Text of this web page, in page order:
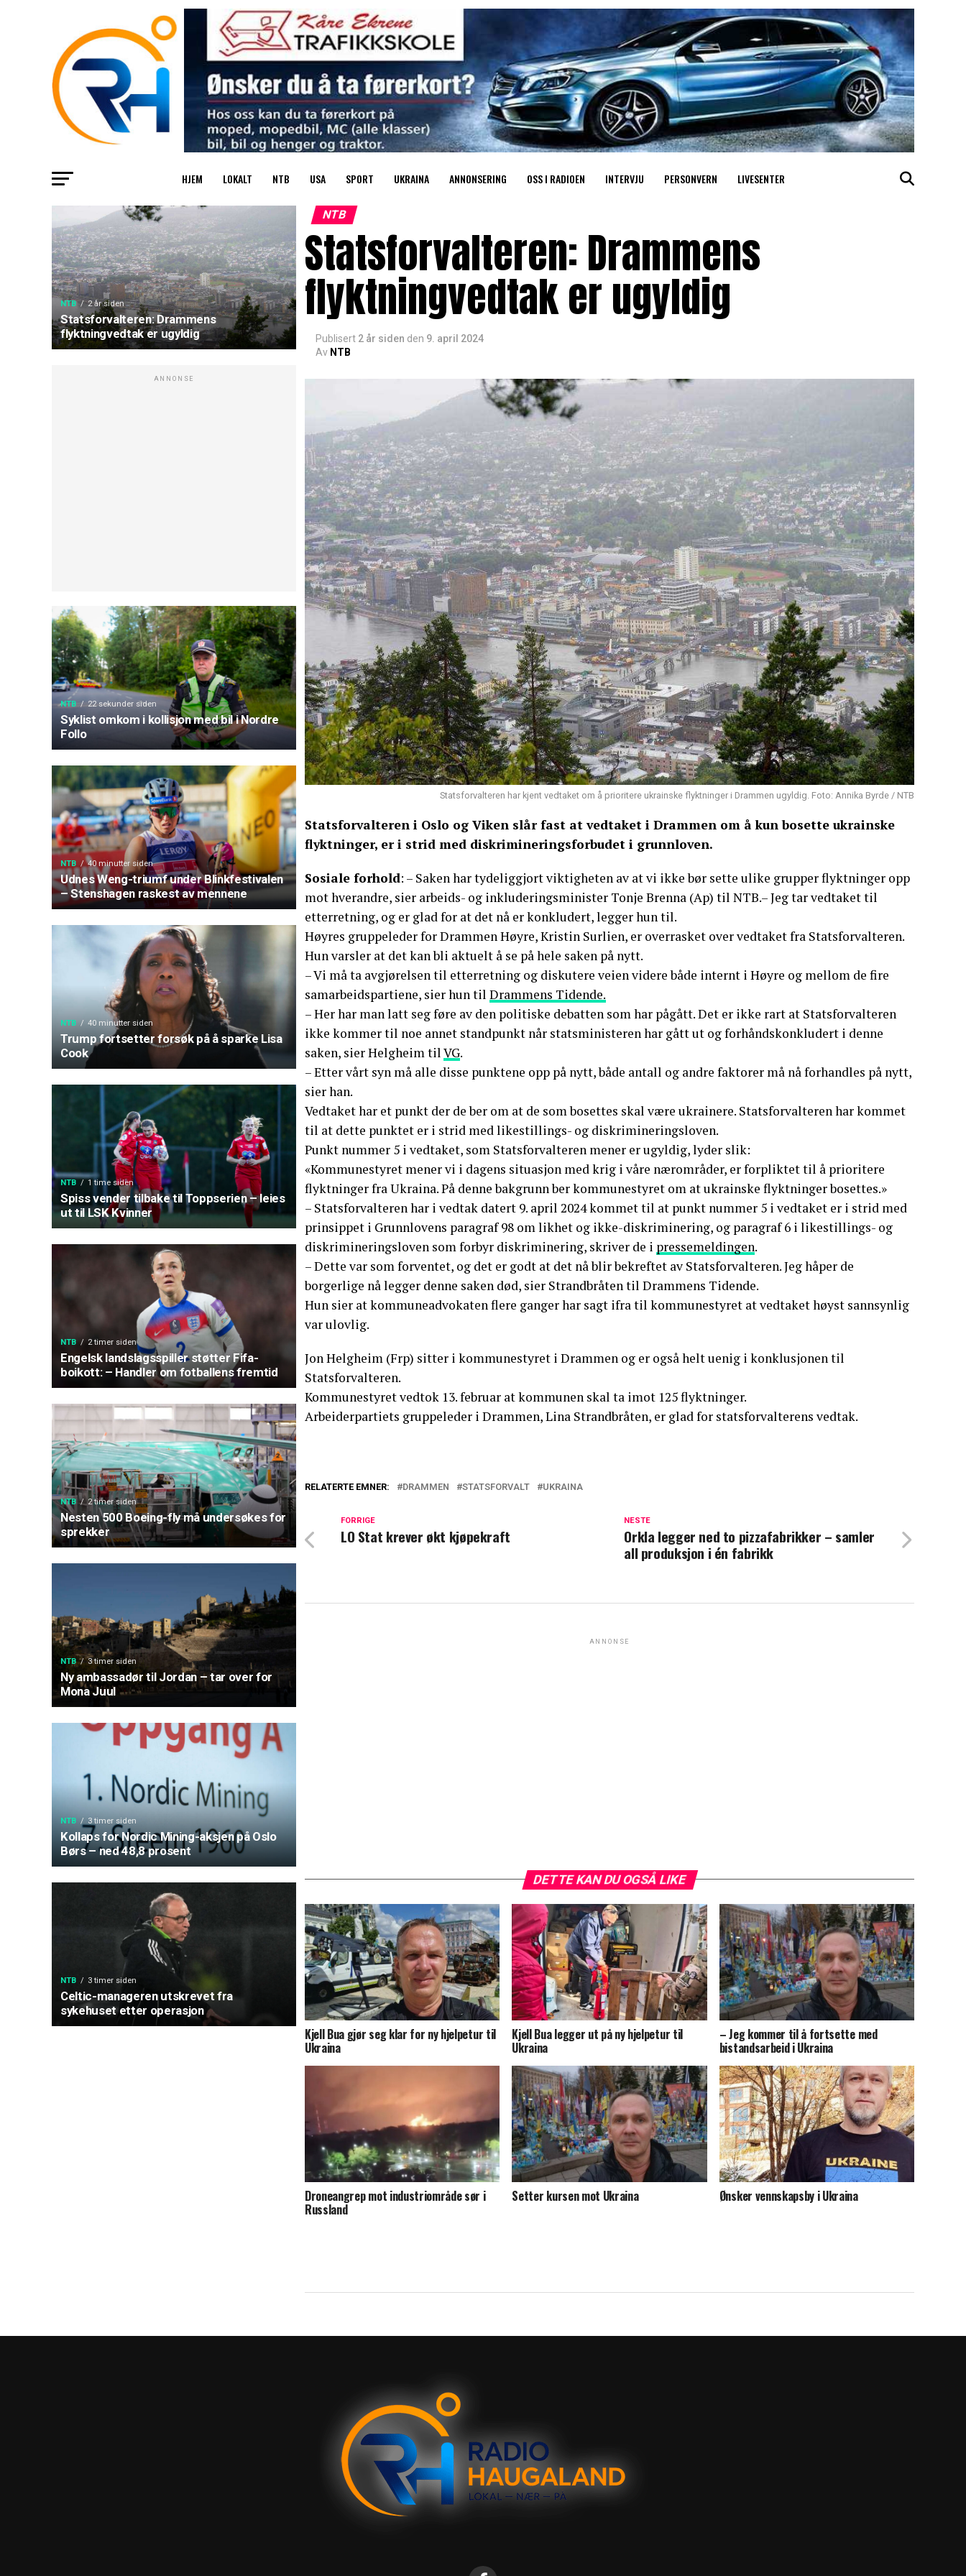
HJEM LOKALT NTB USA SPORT UKRAINA ANNONSERING OSS I RADIOEN INTERVJU PERSONVERN LIVESENTER
NTB 2 år siden
Statsforvalteren: Drammens
flyktningvedtak er ugyldig
ANNONSE
NTB 22 sekunder siden
Syklist omkom i kollisjon med bil i Nordre
Follo
NTB 40 minutter siden
Udnes Weng-triumf under Blinkfestivalen
– Stenshagen raskest av mennene
NTB 40 minutter siden
Trump fortsetter forsøk på å sparke Lisa
Cook
NTB 1 time siden
Spiss vender tilbake til Toppserien – leies
ut til LSK Kvinner
NTB 2 timer siden
Engelsk landslagsspiller støtter Fifa-
boikott: – Handler om fotballens fremtid
NTB 2 timer siden
Nesten 500 Boeing-fly må undersøkes for
sprekker
NTB 3 timer siden
Ny ambassadør til Jordan – tar over for
Mona Juul
NTB 3 timer siden
Kollaps for Nordic Mining-aksjen på Oslo
Børs – ned 48,8 prosent
NTB 3 timer siden
Celtic-manageren utskrevet fra
sykehuset etter operasjon
NTB
Statsforvalteren: Drammens
flyktningvedtak er ugyldig
Publisert 2 år siden den 9. april 2024
Av NTB
Statsforvalteren har kjent vedtaket om å prioritere ukrainske flyktninger i Drammen ugyldig. Foto: Annika Byrde / NTB
Statsforvalteren i Oslo og Viken slår fast at vedtaket i Drammen om å kun bosette ukrainske
flyktninger, er i strid med diskrimineringsforbudet i grunnloven.
Sosiale forhold: – Saken har tydeliggjort viktigheten av at vi ikke bør sette ulike grupper flyktninger opp
mot hverandre, sier arbeids- og inkluderingsminister Tonje Brenna (Ap) til NTB.– Jeg tar vedtaket til
etterretning, og er glad for at det nå er konkludert, legger hun til.
Høyres gruppeleder for Drammen Høyre, Kristin Surlien, er overrasket over vedtaket fra Statsforvalteren.
Hun varsler at det kan bli aktuelt å se på hele saken på nytt.
– Vi må ta avgjørelsen til etterretning og diskutere veien videre både internt i Høyre og mellom de fire
samarbeidspartiene, sier hun til Drammens Tidende.
– Her har man latt seg føre av den politiske debatten som har pågått. Det er ikke rart at Statsforvalteren
ikke kommer til noe annet standpunkt når statsministeren har gått ut og forhåndskonkludert i denne
saken, sier Helgheim tilVG.
– Etter vårt syn må alle disse punktene opp på nytt, både antall og andre faktorer må nå forhandles på nytt,
sier han.
Vedtaket har et punkt der de ber om at de som bosettes skal være ukrainere. Statsforvalteren har kommet
til at dette punktet er i strid med likestillings- og diskrimineringsloven.
Punkt nummer 5 i vedtaket, som Statsforvalteren mener er ugyldig, lyder slik:
«Kommunestyret mener vi i dagens situasjon med krig i våre nærområder, er forpliktet til å prioritere
flyktninger fra Ukraina. På denne bakgrunn ber kommunestyret om at ukrainske flyktninger bosettes.»
– Statsforvalteren har i vedtak datert 9. april 2024 kommet til at punkt nummer 5 i vedtaket er i strid med
prinsippet i Grunnlovens paragraf 98 om likhet og ikke-diskriminering, og paragraf 6 i likestillings- og
diskrimineringsloven som forbyr diskriminering, skriver de i pressemeldingen.
– Dette var som forventet, og det er godt at det nå blir bekreftet av Statsforvalteren. Jeg håper de
borgerlige nå legger denne saken død, sier Strandbråten til Drammens Tidende.
Hun sier at kommuneadvokaten flere ganger har sagt ifra til kommunestyret at vedtaket høyst sannsynlig
var ulovlig.
Jon Helgheim (Frp) sitter i kommunestyret i Drammen og er også helt uenig i konklusjonen til
Statsforvalteren.
Kommunestyret vedtok 13. februar at kommunen skal ta imot 125 flyktninger.
Arbeiderpartiets gruppeleder i Drammen, Lina Strandbråten, er glad for statsforvalterens vedtak.
RELATERTE EMNER: DRAMMEN STATSFORVALT UKRAINA
NESTE
Orkla legger ned to pizzafabrikker – samler
all produksjon i én fabrikk
FORRIGE
LO Stat krever økt kjøpekraft
ANNONSE
DETTE KAN DU OGSÅ LIKE
Kjell Bua gjør seg klar for ny hjelpetur til
Ukraina
Kjell Bua legger ut på ny hjelpetur til
Ukraina
– Jeg kommer til å fortsette med
bistandsarbeid i Ukraina
Droneangrep mot industriområde sør i
Russland
Setter kursen mot Ukraina Ønsker vennskapsby i Ukraina